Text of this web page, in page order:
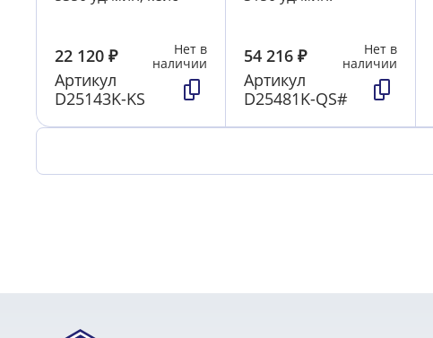
22 120 ₽
Нет в
наличии
Артикул
D25143K-KS
54 216₽
Нет в
наличии
Артикул
D25481K-QS#